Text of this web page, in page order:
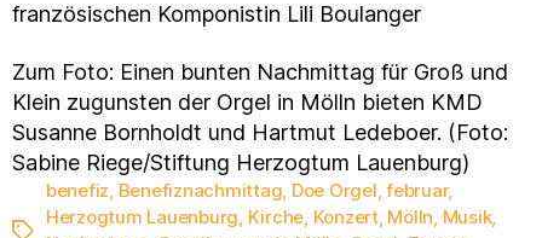
französischen Komponistin Lili Boulanger
Zum Foto: Einen bunten Nachmittag für Groß und
Klein zugunsten der Orgel in Mölln bieten KMD
Susanne Bornholdt und Hartmut Ledeboer. (Foto:
Sabine Riege/Stiftung Herzogtum Lauenburg)
Schlagwörter
benefiz, Benefiznachmittag, Doe Orgel,februar,
Herzogtum Lauenburg, Kirche, Konzert, Mölln, Musik,